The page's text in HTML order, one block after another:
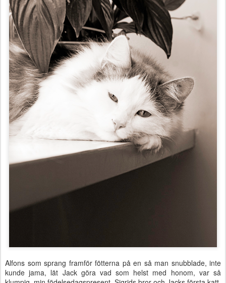
Alfons som sprang framför fötterna på en så man snubblade, inte
kunde jama, lät Jack göra vad som helst med honom, var så